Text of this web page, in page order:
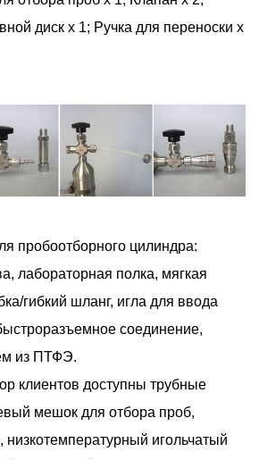
диск x 1; Ручка для переноски х
пробоотборного цилиндра:
лабораторная полка, мягкая
гибкий шланг, игла для ввода
соединение,
из ПТФЭ.
клиентов доступны трубные
мешок для отбора проб,
низкотемпературный игольчатый